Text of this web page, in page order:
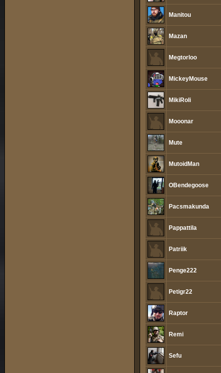
Manitou
Mazan
Megtorloo
MickeyMouse
MikiRoli
Mooonar
Mute
MutoidMan
OBendegoose
Pacsmakunda
Pappattila
Patriik
Penge222
Petigr22
Raptor
Remi
Sefu